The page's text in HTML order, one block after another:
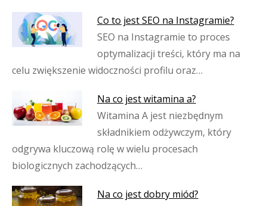
Co to jest SEO na Instagramie?
SEO na Instagramie to proces
optymalizacji treści, który ma na
celu zwiększenie widoczności profilu oraz…
Na co jest witamina a?
Witamina A jest niezbędnym
składnikiem odżywczym, który
odgrywa kluczową rolę w wielu procesach
biologicznych zachodzących…
Na co jest dobry miód?